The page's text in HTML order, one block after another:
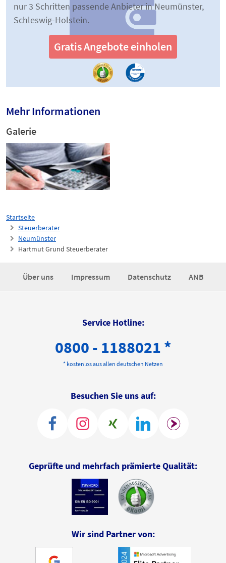
Startseite
Steuerberater
Neumünster
Hartmut Grund Steuerberater
nur 3 Schritten passende Anbieter in Neumünster,
Schleswig-Holstein.
Gratis Angebote einholen
Mehr Informationen
Galerie
Über uns Impressum Datenschutz ANB
Service Hotline:
0800 - 1188021 *
* kostenlos aus allen deutschen Netzen
Besuchen Sie uns auf:
Geprüfte und mehrfach prämierte Qualität:
Wir sind Partner von: